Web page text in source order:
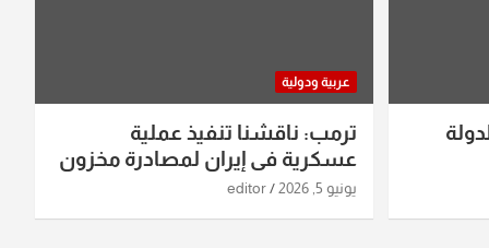
عربية ودولية
ترمب: ناقشنا تنفيذ عملية
عسكرية في إيران لمصادرة مخزون
اليورانيوم
يونيو 5, 2026 editor